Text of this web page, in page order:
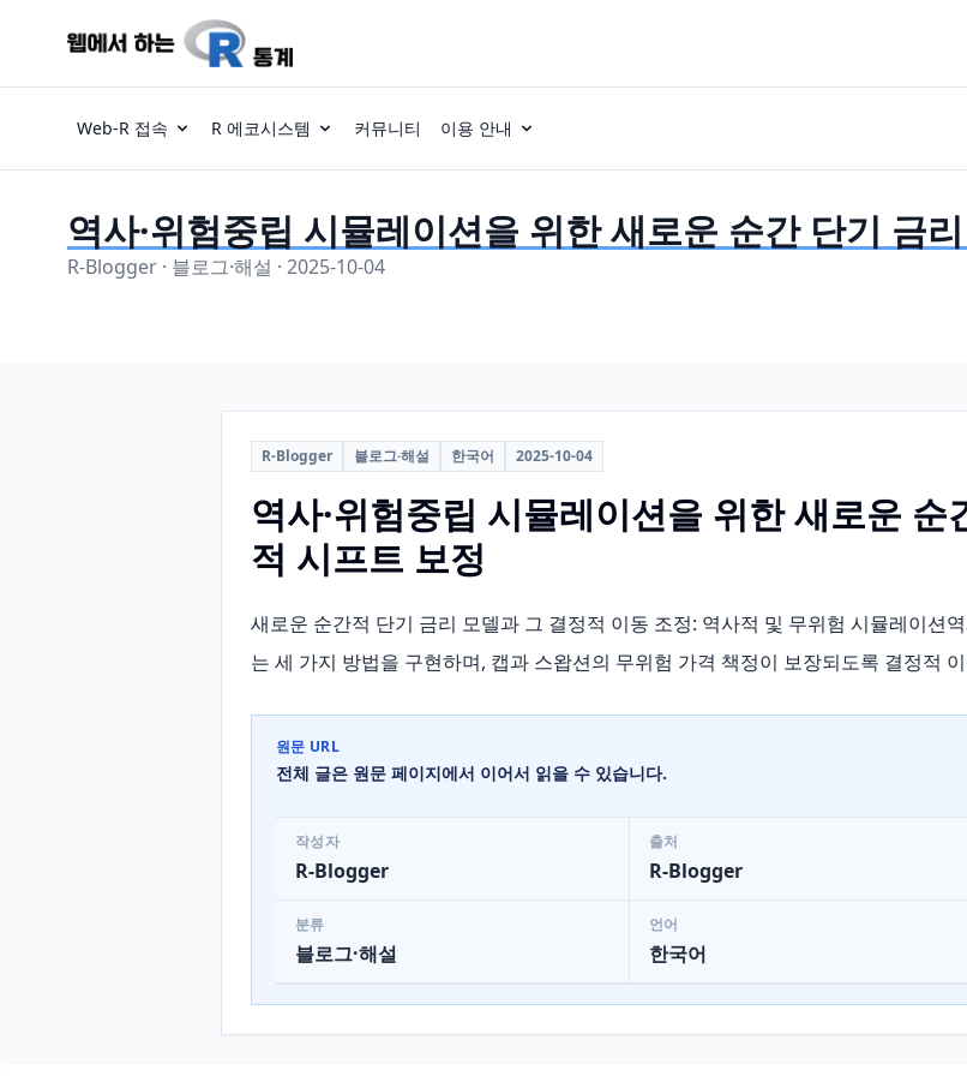
Web-R 접속 R 에코시스템 커뮤니티 이용 안내
역사·위험중립 시뮬레이션을 위한 새로운 순간 단기 금
R-Blogger · 블로그·해설 · 2025-10-04
R-Blogger 블로그·해설 한국어 2025-10-04
역사·위험중립 시뮬레이션을 위한 새로운
적 시프트 보정
새로운 순간적 단기 금리 모델과 그 결정적 이동 조정: 역사적 및 무위험 시뮬레이션
는 세 가지 방법을 구현하며, 캡과 스왑션의 무위험 가격 책정이 보장되도록 결정적
원문 URL
전체 글은 원문 페이지에서 이어서 읽을 수 있습니다.
작성자
R-Blogger
출처
R-Blogger
분류
블로그·해설
언어
한국어